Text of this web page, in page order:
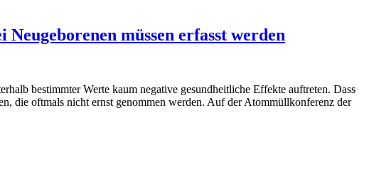
müssen erfasst werden
bestimmter Werte kaum negative gesundheitliche Effekte auftreten. Dass
die oftmals nicht ernst genommen werden. Auf der Atommüllkonferenz der